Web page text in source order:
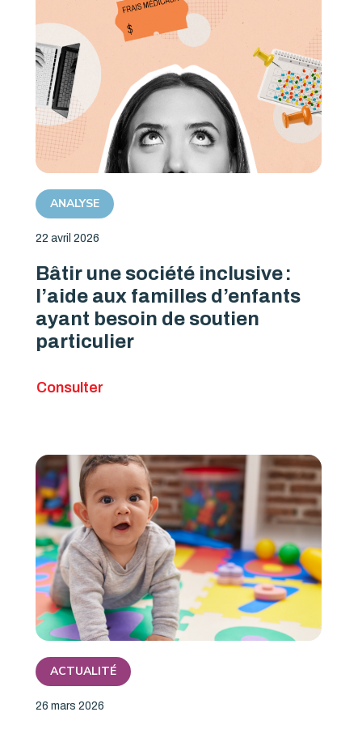
ANALYSE
22 avril 2026
Bâtir une société inclusive :
l’aide aux familles d’enfants
ayant besoin de soutien
particulier
Consulter
ACTUALITÉ
26 mars 2026